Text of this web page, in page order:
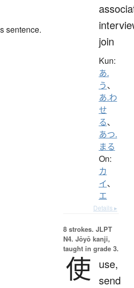
sentence.
join
Kun:
あ.
う、
あ.わ
せ
る、
あつ.
まる
On:
カ
イ、
エ
Details ▸
8 strokes. JLPT
N4. Jōyō kanji,
taught in grade 3.
使
use,
send